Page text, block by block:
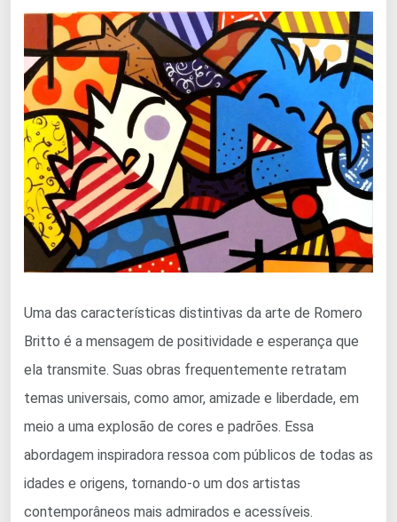
Uma das características distintivas da arte de Romero
Britto é a mensagem de positividade e esperança que
ela transmite. Suas obras frequentemente retratam
temas universais, como amor, amizade e liberdade, em
meio a uma explosão de cores e padrões. Essa
abordagem inspiradora ressoa com públicos de todas as
idades e origens, tornando-o um dos artistas
contemporâneos mais admirados e acessíveis.